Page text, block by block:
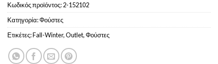
Κωδικός προϊόντος:2-152102
Κατηγορία:Φούστες
Ετικέτες:Fall-Winter,Outlet,Φούστες